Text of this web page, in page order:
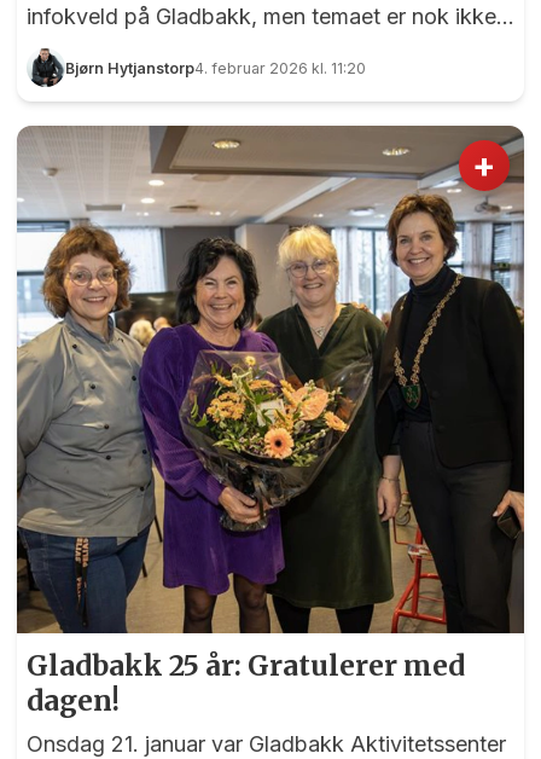
infokveld på Gladbakk, men temaet er nok ikke
det enkleste å snakke om rundt middagsbordet.
Men kanskje nettopp derfor er det så viktig at
Bjørn Hytjanstorp4. februar 2026 kl. 11:20
+
Gladbakk 25 år: Gratulerer med
dagen!
Onsdag 21. januar var Gladbakk Aktivitetssenter